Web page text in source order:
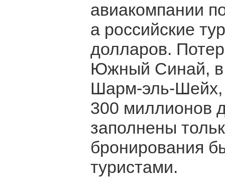
авиакомпании
а российские
долларов.
Южный Синай, в
Шарм-эль-Шейх,
300 миллионов
заполнены
бронирования
туристами.